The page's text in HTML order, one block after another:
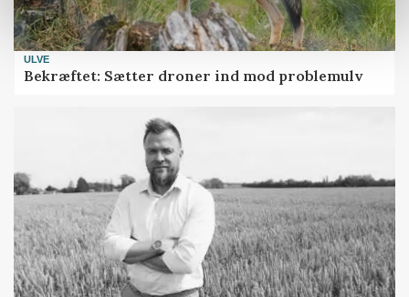
ULVE
Bekræftet: Sætter droner ind mod problemulv